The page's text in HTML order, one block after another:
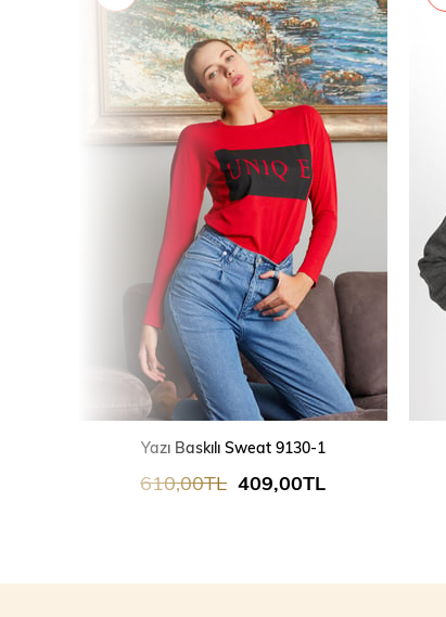
Yazı Baskılı Sweat 9130-1
409,00TL
610,00TL